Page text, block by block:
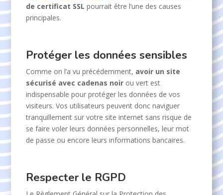
de certificat SSL pourrait être l’une des causes
principales.
Protéger les données sensibles
Comme on l’a vu précédemment, avoir un site
sécurisé avec cadenas noir ou vert est
indispensable pour protéger les données de vos
visiteurs. Vos utilisateurs peuvent donc naviguer
tranquillement sur votre site internet sans risque de
se faire voler leurs données personnelles, leur mot
de passe ou encore leurs informations bancaires.
Respecter le RGPD